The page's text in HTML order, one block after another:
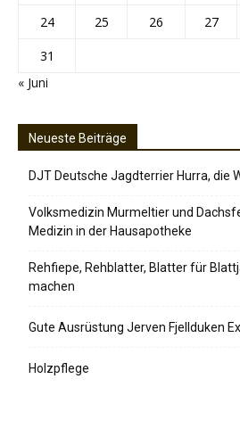
24
25 26 27
31
« Juni
Neueste Beiträge
DJT Deutsche Jagdterrier Hurra, die
Volksmedizin Murmeltier und
Medizin in der Hausapotheke
Rehfiepe, Rehblatter, Blatter für
machen
Gute Ausrüstung Jerven Fjellduken
Holzpflege